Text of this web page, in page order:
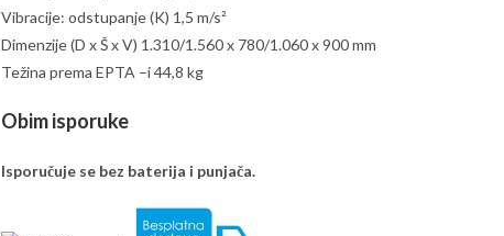
Vibracije: odstupanje (K) 1,5 m/s²
Dimenzije (D x Š x V) 1.310/1.560 x 780/1.060 x 900 mm
Težina prema EPTA –i 44,8 kg
Obim isporuke
Isporučuje se bez baterija i punjača.